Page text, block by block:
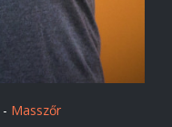
- Masszőr